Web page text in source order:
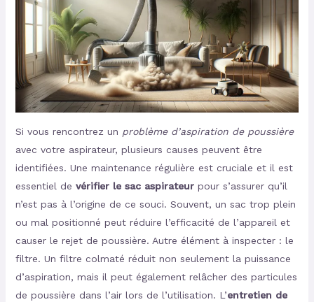
Si vous rencontrez un problème d’aspiration de poussière
avec votre aspirateur, plusieurs causes peuvent être
identifiées. Une maintenance régulière est cruciale et il est
essentiel de vérifier le sac aspirateurpour s’assurer qu’il
n’est pas à l’origine de ce souci. Souvent, un sac trop plein
ou mal positionné peut réduire l’efficacité de l’appareil et
causer le rejet de poussière. Autre élément à inspecter : le
filtre. Un filtre colmaté réduit non seulement la puissance
d’aspiration, mais il peut également relâcher des particules
de poussière dans l’air lors de l’utilisation. L’entretien de